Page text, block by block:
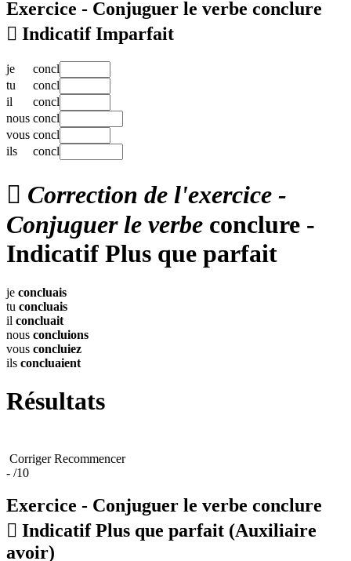
Exercice - Conjuguer le verbe conclure
 Indicatif Imparfait
je
concl
tu
concl
il
concl
nous concl
vous concl
ils
concl
 Correction de l'exercice -
Conjuguer le verbe conclure -
Indicatif Plus que parfait
je concluais
tu concluais
il concluait
nous concluions
vous concluiez
ils concluaient
Résultats
CorrigerRecommencer
- /10
Exercice - Conjuguer le verbe conclure
 Indicatif Plus que parfait (Auxiliaire
avoir)